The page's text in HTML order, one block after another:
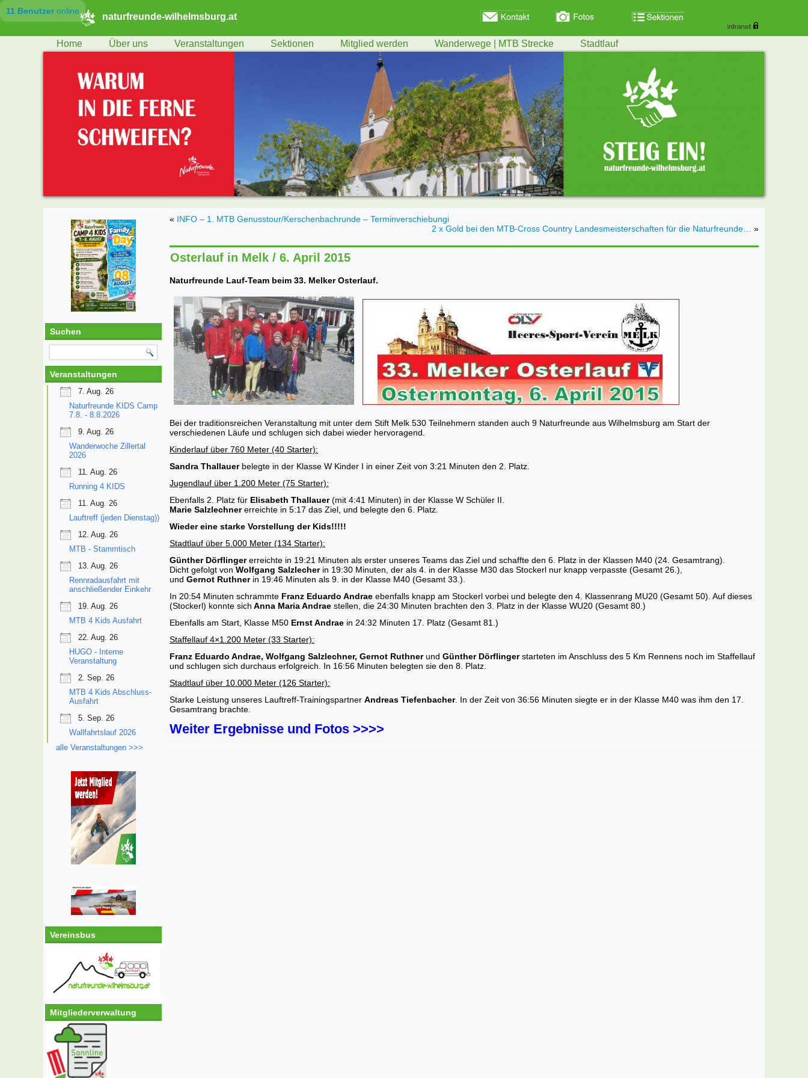
11 Benutzeronline
naturfreunde-wilhelmsburg.at
Home Über uns Veranstaltungen Sektionen Mitglied werden Wanderwege | MTB Strecke Stadtlauf
Suchen
Veranstaltungen
7. Aug. 26
Naturfreunde KIDS Camp
7.8. - 8.8.2026
9. Aug. 26
Wanderwoche Zillertal
2026
11. Aug. 26
Running 4 KIDS
11. Aug. 26
Lauftreff (jeden Dienstag))
12. Aug. 26
MTB - Stammtisch
13. Aug. 26
Rennradausfahrt mit
anschließender Einkehr
19. Aug. 26
MTB 4 Kids Ausfahrt
22. Aug. 26
HUGO - Interne
Veranstaltung
2. Sep. 26
MTB 4 Kids Abschluss-
Ausfahrt
5. Sep. 26
Wallfahrtslauf 2026
alle Veranstaltungen >>>
Vereinsbus
Mitgliederverwaltung
« INFO – 1. MTB Genusstour/Kerschenbachrunde – Terminverschiebungi
2 x Gold bei den MTB-Cross Country Landesmeisterschaften für die Naturfreunde…
»
Osterlauf in Melk / 6. April 2015
Naturfreunde Lauf-Team beim 33. Melker Osterlauf.
Bei der traditionsreichen Veranstaltung mit unter dem Stift Melk 530 Teilnehmern standen auch 9 Naturfreunde aus Wilhelmsburg am Start der
verschiedenen Läufe und schlugen sich dabei wieder hervoragend.
Kinderlauf über 760 Meter (40 Starter):
Sandra Thallauer belegte in der Klasse W Kinder I in einer Zeit von 3:21 Minuten den 2. Platz.
Jugendlauf über 1.200 Meter (75 Starter):
Ebenfalls 2. Platz für Elisabeth Thallauer(mit 4:41 Minuten) in der Klasse W Schüler II.
Marie Salzlechnererreichte in 5:17 das Ziel, und belegte den 6. Platz.
Wieder eine starke Vorstellung der Kids!!!!!
Stadtlauf über 5.000 Meter (134 Starter):
Günther Dörflingererreichte in 19:21 Minuten als erster unseres Teams das Ziel und schaffte den 6. Platz in der Klassen M40 (24. Gesamtrang).
Dicht gefolgt von Wolfgang Salzlecher in 19:30 Minuten, der als 4. in der Klasse M30 das Stockerl nur knapp verpasste (Gesamt 26.),
und Gernot Ruthner in 19:46 Minuten als 9. in der Klasse M40 (Gesamt 33.).
In 20:54 Minuten schrammte Franz Eduardo Andrae ebenfalls knapp am Stockerl vorbei und belegte den 4. Klassenrang MU20 (Gesamt 50). Auf dieses
(Stockerl) konnte sich Anna Maria Andrae stellen, die 24:30 Minuten brachten den 3. Platz in der Klasse WU20 (Gesamt 80.)
Ebenfalls am Start, Klasse M50 Ernst Andrae in 24:32 Minuten 17. Platz (Gesamt 81.)
Staffellauf 4×1.200 Meter (33 Starter):
Franz Eduardo Andrae, Wolfgang Salzlechner, Gernot Ruthnerund Günther Dörflingerstarteten im Anschluss des 5 Km Rennens noch im Staffellauf
und schlugen sich durchaus erfolgreich. In 16:56 Minuten belegten sie den 8. Platz.
Stadtlauf über 10.000 Meter (126 Starter):
Starke Leistung unseres Lauftreff-Trainingspartner Andreas Tiefenbacher. In der Zeit von 36:56 Minuten siegte er in der Klasse M40 was ihm den 17.
Gesamtrang brachte.
Weiter Ergebnisse und Fotos >>>>